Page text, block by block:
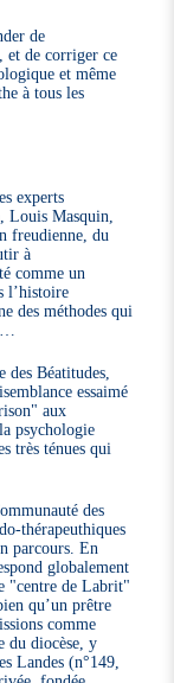
de
et de corriger ce
et même
à tous les
experts
Louis Masquin,
freudienne, du
à
comme un
l’histoire
des méthodes qui
des Béatitudes,
essaimé
aux
psychologie
très ténues qui
des
thérapeuthiques
parcours. En
globalement
"centre de Labrit"
qu’un prêtre
comme
du diocèse, y
Landes (n°149,